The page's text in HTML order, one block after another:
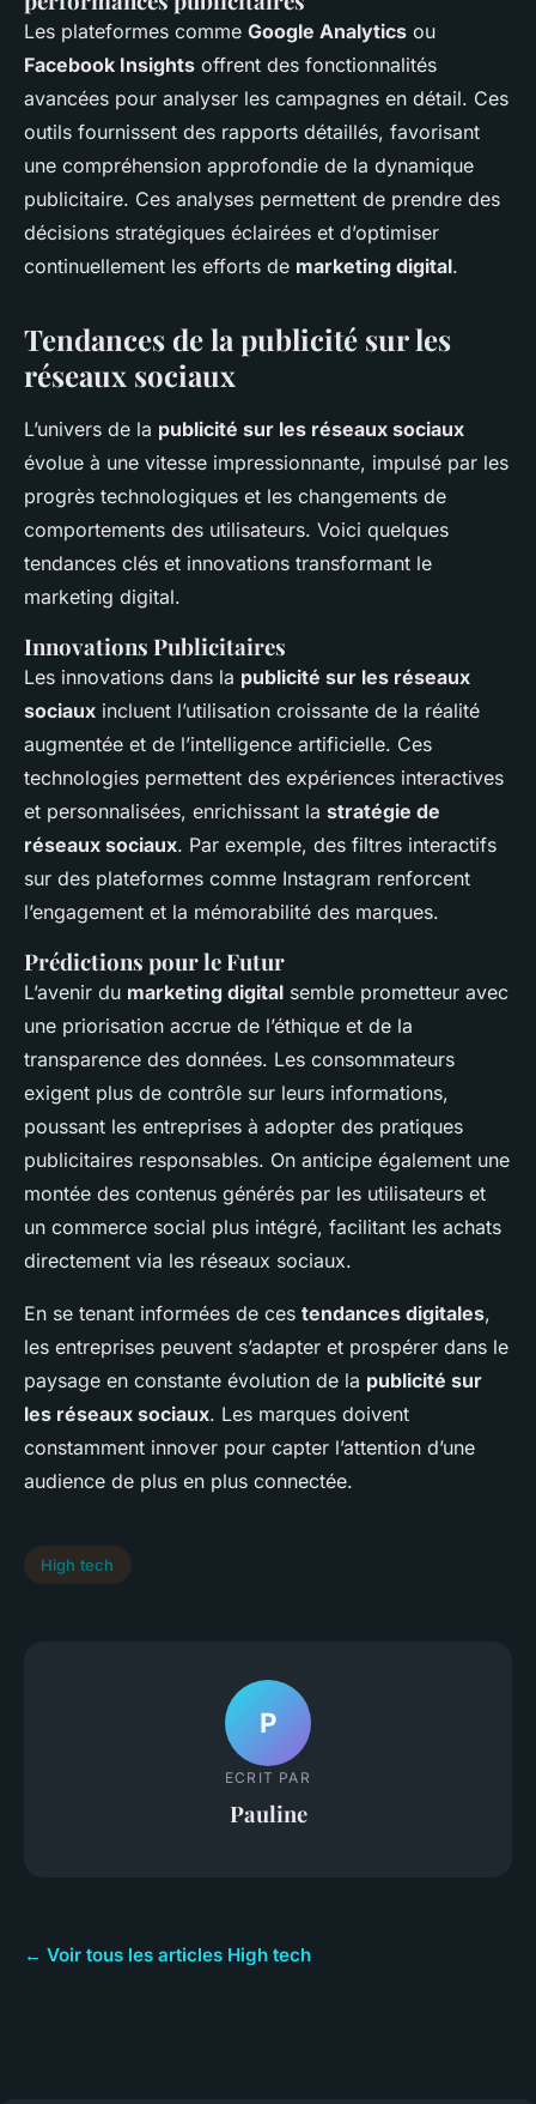
Les plateformes comme Google Analytics ou
Facebook Insights offrent des fonctionnalités
avancées pour analyser les campagnes en détail. Ces
outils fournissent des rapports détaillés, favorisant
une compréhension approfondie de la dynamique
publicitaire. Ces analyses permettent de prendre des
décisions stratégiques éclairées et d’optimiser
continuellement les efforts de marketing digital.
Tendances de la publicité sur les
réseaux sociaux
L’univers de la publicité sur les réseaux sociaux
évolue à une vitesse impressionnante, impulsé par les
progrès technologiques et les changements de
comportements des utilisateurs. Voici quelques
tendances clés et innovations transformant le
marketing digital.
Innovations Publicitaires
Les innovations dans la publicité sur les réseaux
sociaux incluent l’utilisation croissante de la réalité
augmentée et de l’intelligence artificielle. Ces
technologies permettent des expériences interactives
et personnalisées, enrichissant la stratégie de
réseaux sociaux. Par exemple, des filtres interactifs
sur des plateformes comme Instagram renforcent
l’engagement et la mémorabilité des marques.
Prédictions pour le Futur
L’avenir du marketing digital semble prometteur avec
une priorisation accrue de l’éthique et de la
transparence des données. Les consommateurs
exigent plus de contrôle sur leurs informations,
poussant les entreprises à adopter des pratiques
publicitaires responsables. On anticipe également une
montée des contenus générés par les utilisateurs et
un commerce social plus intégré, facilitant les achats
directement via les réseaux sociaux.
En se tenant informées de ces tendances digitales,
les entreprises peuvent s’adapter et prospérer dans le
paysage en constante évolution de la publicité sur
les réseaux sociaux. Les marques doivent
constamment innover pour capter l’attention d’une
audience de plus en plus connectée.
High tech
P
ECRIT PAR
Pauline
← Voir tous les articles High tech